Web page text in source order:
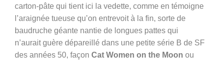
carton-pâte qui tient ici la vedette, comme en témoigne
l’araignée tueuse qu’on entrevoit à la fin, sorte de
baudruche géante nantie de longues pattes qui
n’aurait guère dépareillé dans une petite série B de SF
des années 50, façon Cat Women on the Moon ou